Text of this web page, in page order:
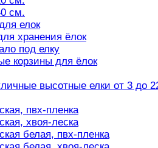
см.
елок
хранения ёлок
под елку
корзины для ёлок
высотные елки от 3 до
пвх-пленка
хвоя-леска
белая, пвх-пленка